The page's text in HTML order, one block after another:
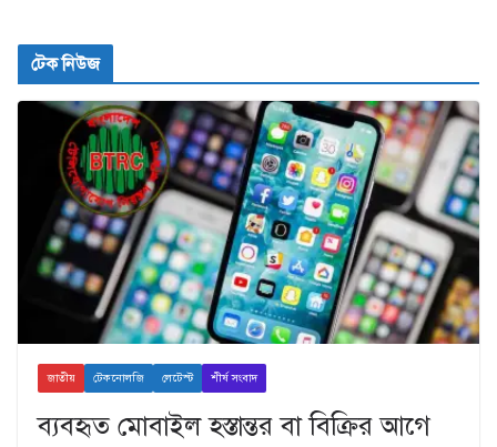
টেক নিউজ
জাতীয় টেকনোলজি লেটেস্ট শীর্ষ সংবাদ
ব্যবহৃত মোবাইল হস্তান্তর বা বিক্রির আগে